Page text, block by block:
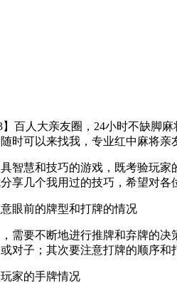
】百人大亲友圈，24小时不缺脚
时可以来找我，专业红中麻将
智慧和技巧的游戏，既考验玩
享几个我用过的技巧，希望对各
眼前的牌型和打牌的情况
需要不断地进行推牌和弃牌的
对子；其次要注意打牌的顺序
家的手牌情况